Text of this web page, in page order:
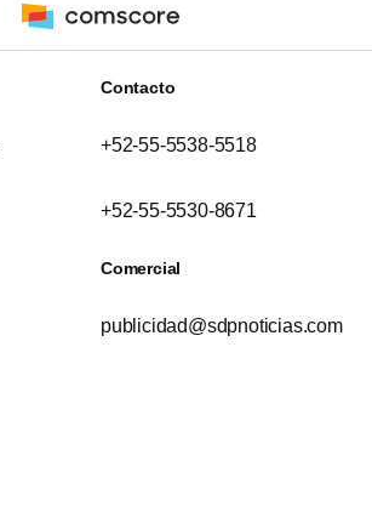
Contacto
+52-55-5538-5518
+52-55-5530-8671
Comercial
publicidad@sdpnoticias.com